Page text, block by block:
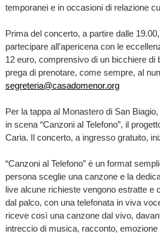
temporanei e in occasioni di relazione
Prima del concerto, a partire dalle
partecipare all’apericena con le
12 euro, comprensivo di un bicchiere di
prega di prenotare, come sempre, al
segreteria@casadomenor.org
Per la tappa al Monastero di San
in scena “Canzoni al Telefono”, il
Caria. Il concerto, a ingresso gratuito,
“Canzoni al Telefono” è un format
persona sceglie una canzone e la
live alcune richieste vengono estratte e
dal palco, con una telefonata in viva
riceve così una canzone dal vivo,
intreccio di musica, racconto, emozione